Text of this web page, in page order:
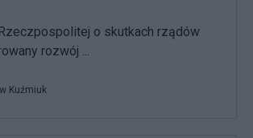
o skutkach rządów
rozwój ...
Kuźmiuk